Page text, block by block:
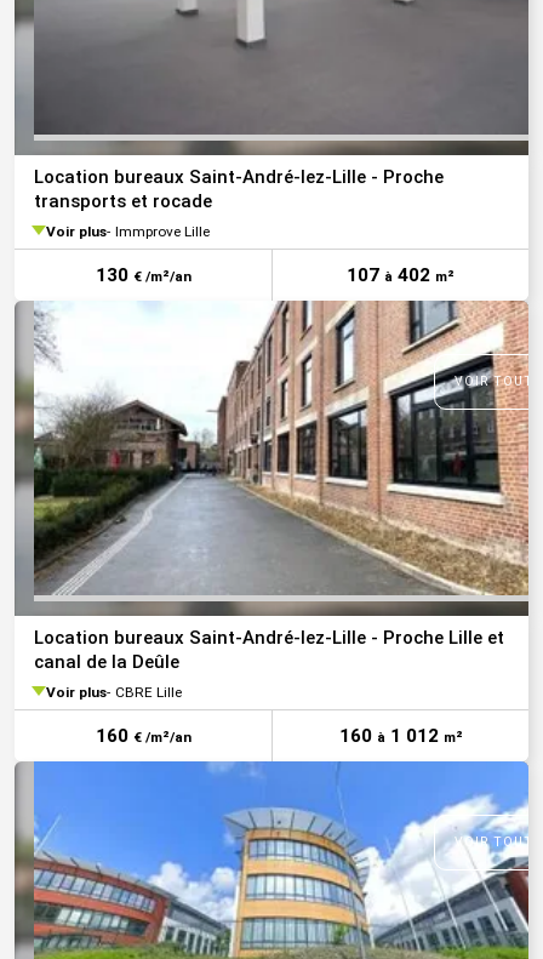
Location bureaux Saint-André-lez-Lille - Proche
transports et rocade
Voir plus Immprove Lille
130 € /m²/an 107 à 402 m²
VOIR
Location bureaux Saint-André-lez-Lille - Proche Lille et
canal de la Deûle
Voir plus CBRE Lille
160 € /m²/an 160 à1 012 m²
VOIR